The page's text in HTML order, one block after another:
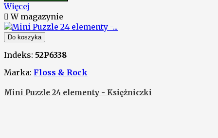
Więcej
 W magazynie
Do koszyka
Indeks: 52P6338
Marka: Floss & Rock
Mini Puzzle 24 elementy - Księżniczki